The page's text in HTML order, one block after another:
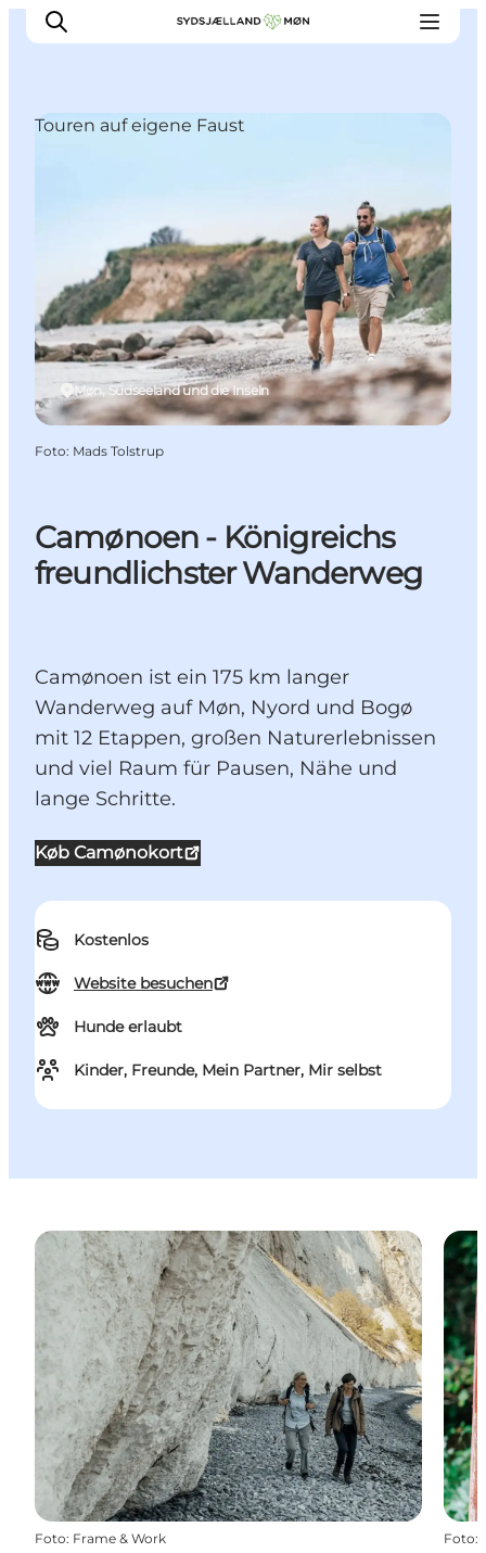
Events
Essen
Unterkunft
Reise planen
Camønoen - Königreichs
freundlichster Wanderweg
Camønoen ist ein 175 km langer
Wanderweg auf Møn, Nyord und Bogø
mit 12 Etappen, großen Naturerlebnissen
und viel Raum für Pausen, Nähe und
lange Schritte.
Køb Camønokort
Kostenlos
Website besuchen
Hunde erlaubt
Kinder, Freunde, Mein Partner, Mir selbst
Møn, Südseeland und die Inseln
Touren auf eigene Faust
Foto: Mads Tolstrup
Foto: Frame & Work Foto: